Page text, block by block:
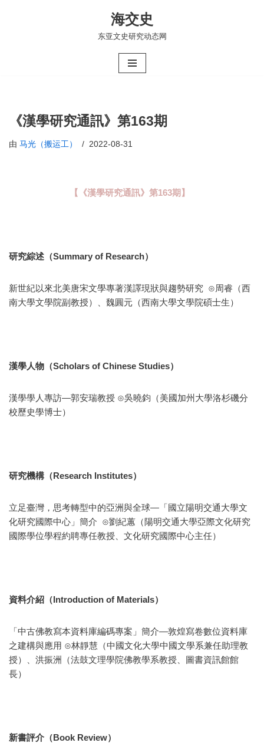
海交史
东亚文史研究动态网
《漢學研究通訊》第163期
由 马光（搬运工） 2022-08-31
【《漢學研究通訊》第163期】
研究綜述（Summary of Research）
新世紀以來北美唐宋文學專著漢譯現狀與趨勢研究 ⊙周睿（西
南大學文學院副教授）、魏圓元（西南大學文學院碩士生）
漢學人物（Scholars of Chinese Studies）
漢學學人專訪—郭安瑞教授 ⊙吳曉鈞（美國加州大學洛杉磯分
校歷史學博士）
研究機構（Research Institutes）
立足臺灣，思考轉型中的亞洲與全球—「國立陽明交通大學文
化研究國際中心」簡介 ⊙劉紀蕙（陽明交通大學亞際文化研究
國際學位學程約聘專任教授、文化研究國際中心主任）
資料介紹（Introduction of Materials）
「中古佛教寫本資料庫編碼專案」簡介—敦煌寫卷數位資料庫
之建構與應用 ⊙林靜慧（中國文化大學中國文學系兼任助理教
授）、洪振洲（法鼓文理學院佛教學系教授、圖書資訊館館
長）
新書評介（Book Review）